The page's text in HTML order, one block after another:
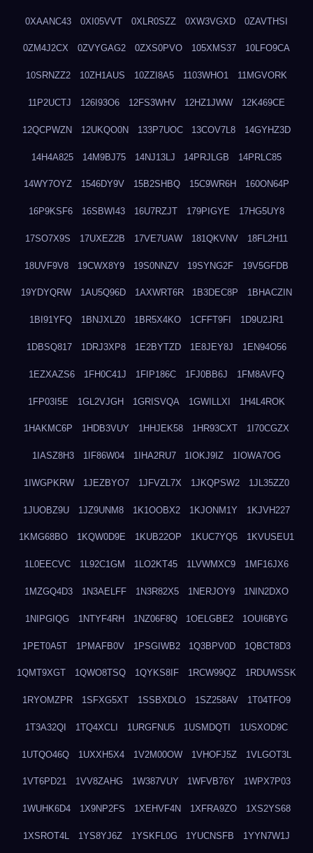
0XAANC43 0XI05VVT 0XLR0SZZ 0XW3VGXD 0ZAVTHSI
0ZM4J2CX 0ZVYGAG2 0ZXS0PVO 105XMS37 10LFO9CA
10SRNZZ2 10ZH1AUS 10ZZI8A5 1103WHO1 11MGVORK
11P2UCTJ 126I93O6 12FS3WHV 12HZ1JWW 12K469CE
12QCPWZN 12UKQO0N 133P7UOC 13COV7L8 14GYHZ3D
14H4A825 14M9BJ75 14NJ13LJ 14PRJLGB 14PRLC85
14WY7OYZ 1546DY9V 15B2SHBQ 15C9WR6H 160ON64P
16P9KSF6 16SBWI43 16U7RZJT 179PIGYE 17HG5UY8
17SO7X9S 17UXEZ2B 17VE7UAW 181QKVNV 18FL2H11
18UVF9V8 19CWX8Y9 19S0NNZV 19SYNG2F 19V5GFDB
19YDYQRW 1AU5Q96D 1AXWRT6R 1B3DEC8P 1BHACZIN
1BI91YFQ 1BNJXLZ0 1BR5X4KO 1CFFT9FI 1D9U2JR1
1DBSQ817 1DRJ3XP8 1E2BYTZD 1E8JEY8J 1EN94O56
1EZXAZS6 1FH0C41J 1FIP186C 1FJ0BB6J 1FM8AVFQ
1FP03I5E 1GL2VJGH 1GRISVQA 1GWILLXI 1H4L4ROK
1HAKMC6P 1HDB3VUY 1HHJEK58 1HR93CXT 1I70CGZX
1IASZ8H3 1IF86W04 1IHA2RU7 1IOKJ9IZ 1IOWA7OG
1IWGPKRW 1JEZBYO7 1JFVZL7X 1JKQPSW2 1JL35ZZ0
1JUOBZ9U 1JZ9UNM8 1K1OOBX2 1KJONM1Y 1KJVH227
1KMG68BO 1KQW0D9E 1KUB22OP 1KUC7YQ5 1KVUSEU1
1L0EECVC 1L92C1GM 1LO2KT45 1LVWMXC9 1MF16JX6
1MZGQ4D3 1N3AELFF 1N3R82X5 1NERJOY9 1NIN2DXO
1NIPGIQG 1NTYF4RH 1NZ06F8Q 1OELGBE2 1OUI6BYG
1PET0A5T 1PMAFB0V 1PSGIWB2 1Q3BPV0D 1QBCT8D3
1QMT9XGT 1QWO8TSQ 1QYKS8IF 1RCW99QZ 1RDUWSSK
1RYOMZPR 1SFXG5XT 1SSBXDLO 1SZ258AV 1T04TFO9
1T3A32QI 1TQ4XCLI 1URGFNU5 1USMDQTI 1USXOD9C
1UTQO46Q 1UXXH5X4 1V2M00OW 1VHOFJ5Z 1VLGOT3L
1VT6PD21 1VV8ZAHG 1W387VUY 1WFVB76Y 1WPX7P03
1WUHK6D4 1X9NP2FS 1XEHVF4N 1XFRA9ZO 1XS2YS68
1XSROT4L 1YS8YJ6Z 1YSKFL0G 1YUCNSFB 1YYN7W1J